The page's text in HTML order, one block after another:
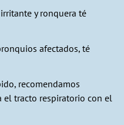
y ronquera té
afectados, té
recomendamos
el tracto respiratorio con el